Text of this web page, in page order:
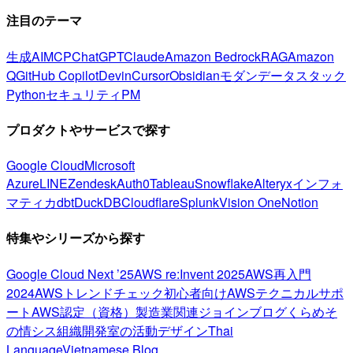
注目のテーマ
生成AIMCPChatGPTClaudeAmazon BedrockRAGAmazon
QGitHub CopilotDevinCursorObsidianモダンデータスタック
PythonセキュリティPM
プロダクトやサービスで探す
Google CloudMicrosoft
AzureLINEZendeskAuth0TableauSnowflakeAlteryxインフォ
マティカdbtDuckDBCloudflareSplunkVision OneNotion
特集やシリーズから探す
Google Cloud Next ’25AWS re:Invent 2025AWS再入門
2024AWSトレンドチェック初心者向けAWSテクニカルサポ
ートAWS認定（資格） 製造業関連ジョインブログくらめそ
の情シス組織開発室の活動デザインThai
LanguageVietnamese Blog